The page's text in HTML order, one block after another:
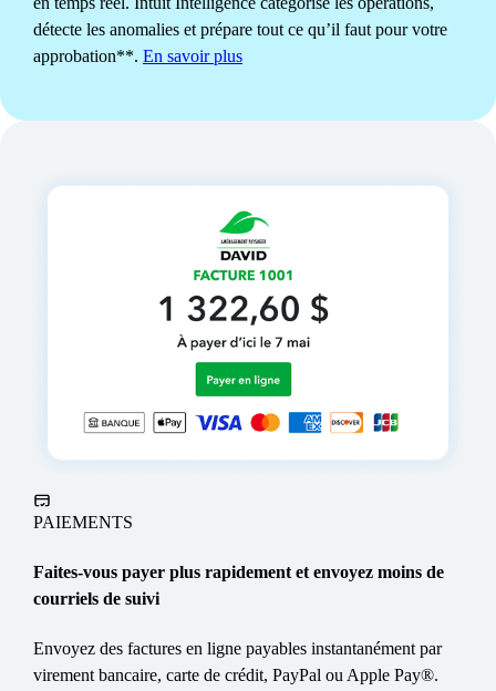
Gérez les clients potentiels et les recommandations grâce au
suivi simplifié d'Intuit Intelligence, qui vous aide à rester en
contact et à conclure la prochaine vente**.
Devancez la demande
Faites automatiquement le suivi des stocks et des
ventes. Voyez ce qui est populaire et générez des bons de
commande instantanément pour éliminer les dénombrements
En savoir plus
détecte les anomalies et prépare tout ce qu’il faut pour votre
approbation**. En savoir plus
PAIEMENTS
Faites-vous payer plus rapidement et envoyez moins de
courriels de suivi
Envoyez des factures en ligne payables instantanément par
virement bancaire, carte de crédit, PayPal ou Apple Pay®.